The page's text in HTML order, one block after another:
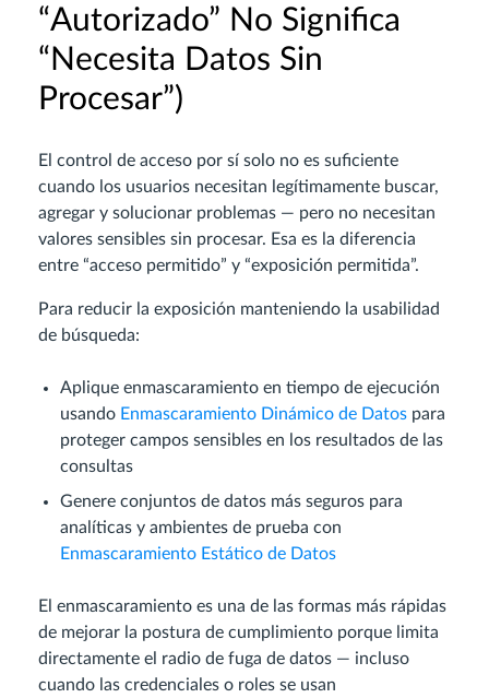
“Autorizado” No Significa
“Necesita Datos Sin
Procesar”)
El control de acceso por sí solo no es suficiente
cuando los usuarios necesitan legítimamente buscar,
agregar y solucionar problemas — pero no necesitan
valores sensibles sin procesar. Esa es la diferencia
entre “acceso permitido” y “exposición permitida”.
Para reducir la exposición manteniendo la usabilidad
de búsqueda:
Aplique enmascaramiento en tiempo de ejecución
usando Enmascaramiento Dinámico de Datos para
proteger campos sensibles en los resultados de las
consultas
Genere conjuntos de datos más seguros para
analíticas y ambientes de prueba con
Enmascaramiento Estático de Datos
El enmascaramiento es una de las formas más rápidas
de mejorar la postura de cumplimiento porque limita
directamente el radio de fuga de datos — incluso
cuando las credenciales o roles se usan